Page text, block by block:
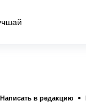
Написать в редакцию